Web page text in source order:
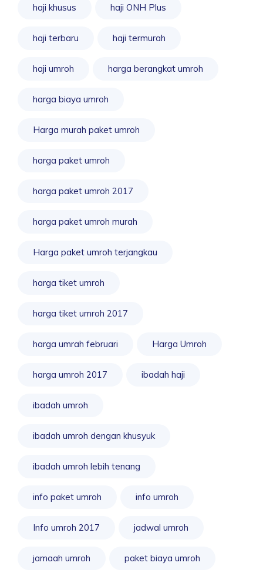
haji khusus haji ONH Plus
haji terbaru haji termurah
haji umroh harga berangkat umroh
harga biaya umroh
Harga murah paket umroh
harga paket umroh
harga paket umroh 2017
harga paket umroh murah
Harga paket umroh terjangkau
harga tiket umroh
harga tiket umroh 2017
harga umrah februari Harga Umroh
harga umroh 2017 ibadah haji
ibadah umroh
ibadah umroh dengan khusyuk
ibadah umroh lebih tenang
info paket umroh info umroh
Info umroh 2017 jadwal umroh
jamaah umroh paket biaya umroh